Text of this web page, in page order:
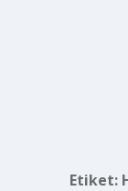
Etiket: